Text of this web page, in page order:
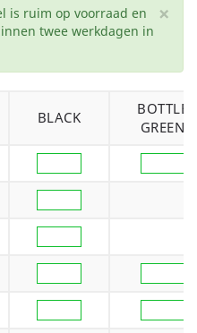
×
is ruim op voorraad en
twee werkdagen in
BLACK
BOTTLE
GREEN